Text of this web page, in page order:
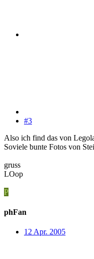
#3
Also ich find das von
Soviele bunte Fotos von
gruss
LOop
P
phFan
12 Apr. 2005